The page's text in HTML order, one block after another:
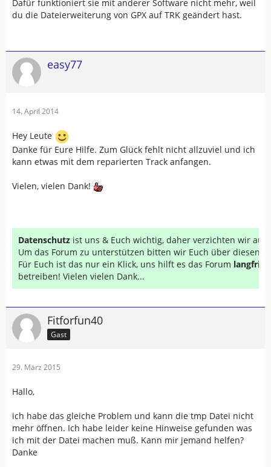
Dafür funktioniert sie mit anderer Software nicht mehr, weil
du die Dateierweiterung von GPX auf TRK geändert hast.
easy77
14. April 2014
Hey Leute
Danke für Eure Hilfe. Zum Glück fehlt nicht allzuviel und ich
kann etwas mit dem reparierten Track anfangen.
Vielen, vielen Dank!
Datenschutz ist uns & Euch wichtig, daher verzichten wir auf
Um das Forum zu unterstützen bitten wir Euch über diesen
Für Euch ist das nur ein Klick, uns hilft es das Forum
betreiben! Vielen vielen Dank...
Fitforfun40
Gast
29. März 2015
Hallo,
ich habe das gleiche Problem und kann die tmp Datei nicht
mehr öffnen. Ich habe leider keine Hinweise gefunden was
ich mit der Datei machen muß. Kann mir jemand helfen?
Danke